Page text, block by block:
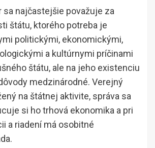
sa najčastejšie považuje za
štátu, ktorého potreba je
politickými, ekonomickými,
a kultúrnymi príčinami
štátu, ale na jeho existenciu
medzinárodné. Verejný
na štátnej aktivite, správa sa
si ho trhová ekonomika a pri
a riadení má osobitné